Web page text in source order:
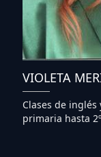
VIOLETA
Clases de
primaria hasta